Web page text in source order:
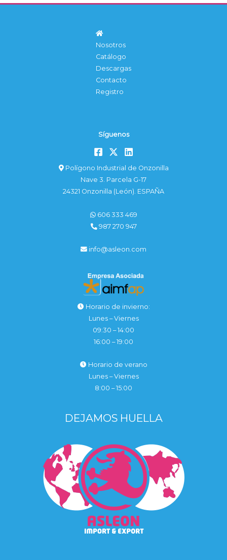
Nosotros
Catálogo
Descargas
Contacto
Registro
Síguenos
Polígono Industrial de Onzonilla
Nave 3. Parcela G-17
24321 Onzonilla (León). ESPAÑA
606 333 469
987 270 947
info@asleon.com
Horario de invierno:
Lunes – Viernes
09:30 – 14:00
16:00 – 19:00
Horario de verano
Lunes – Viernes
8:00 – 15:00
DEJAMOS HUELLA